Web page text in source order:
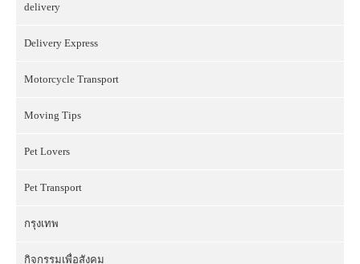
delivery
Delivery Express
Motorcycle Transport
Moving Tips
Pet Lovers
Pet Transport
กรุงเทพ
กิจกรรมเพื่อสังคม